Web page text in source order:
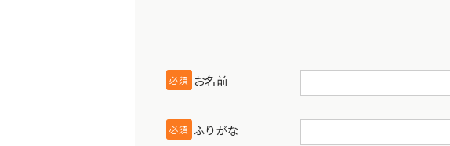
必須 お名前
必須 ふりがな